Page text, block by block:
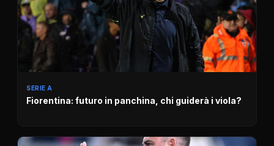
SERIE A
Fiorentina: futuro in panchina, chi guiderà i viola?